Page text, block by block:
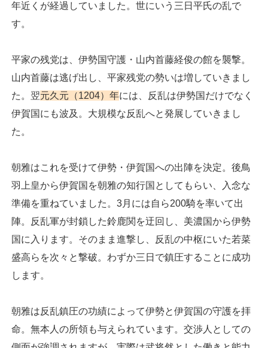
年近くが経過していました。世にいう三日平氏の乱で
す。
平家の残党は、伊勢国守護・山内首藤経俊の館を襲撃。
山内首藤は逃げ出し、平家残党の勢いは増していきまし
た。翌元久元（1204）年には、反乱は伊勢国だけでなく
伊賀国にも波及。大規模な反乱へと発展していきまし
た。
朝雅はこれを受けて伊勢・伊賀国への出陣を決定。後鳥
羽上皇から伊賀国を朝雅の知行国としてもらい、入念な
準備を重ねていました。3月には自ら200騎を率いて出
陣。反乱軍が封鎖した鈴鹿関を迂回し、美濃国から伊勢
国に入ります。そのまま進撃し、反乱の中枢にいた若菜
盛高らを次々と撃破。わずか三日で鎮圧することに成功
します。
朝雅は反乱鎮圧の功績によって伊勢と伊賀国の守護を拝
命。無本人の所領も与えられています。交渉人としての